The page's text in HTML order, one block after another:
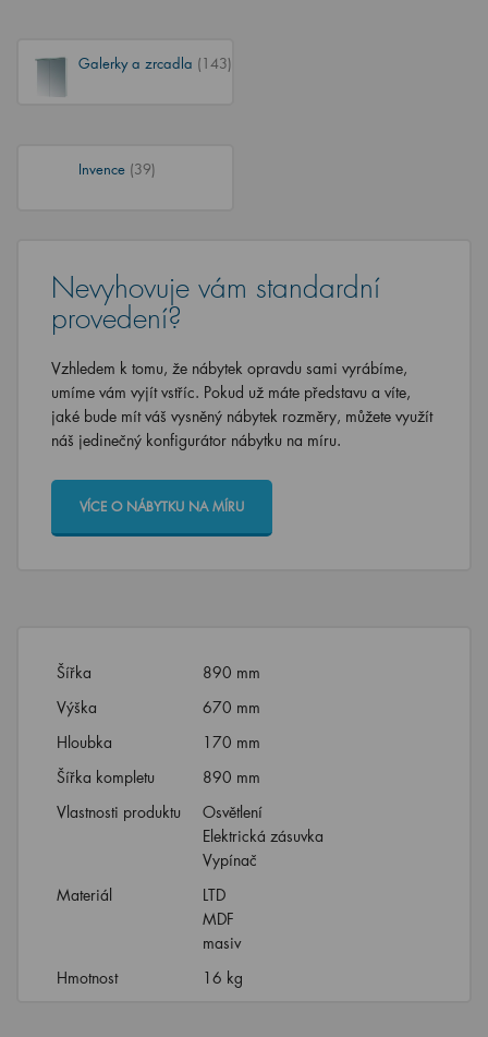
Galerky a zrcadla (143)
Invence (39)
Nevyhovuje vám standardní
provedení?
Vzhledem k tomu, že nábytek opravdu sami vyrábíme,
umíme vám vyjít vstříc. Pokud už máte představu a víte,
jaké bude mít váš vysněný nábytek rozměry, můžete využít
náš jedinečný konfigurátor nábytku na míru.
VÍCE O NÁBYTKU NA MÍRU
Šířka
890 mm
Výška
670 mm
Hloubka
170 mm
Šířka kompletu
890 mm
Vlastnosti produktu
Osvětlení
Elektrická zásuvka
Vypínač
Materiál
LTD
MDF
masiv
Hmotnost
16 kg